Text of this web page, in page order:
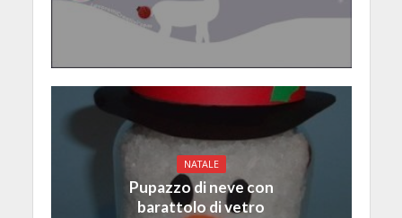
NATALE
Pupazzo di neve con
barattolo di vetro